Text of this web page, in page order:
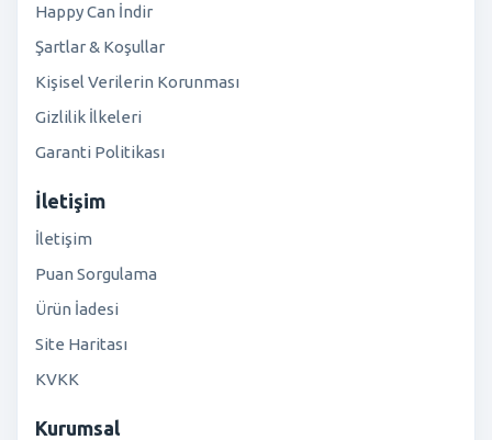
Happy Can İndir
Şartlar & Koşullar
Kişisel Verilerin Korunması
Gizlilik İlkeleri
Garanti Politikası
İletişim
İletişim
Puan Sorgulama
Ürün İadesi
Site Haritası
KVKK
Kurumsal